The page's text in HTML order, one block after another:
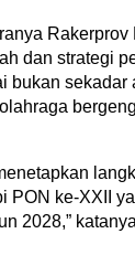
dan strategi
bukan
PON ke-XXII
2028,”